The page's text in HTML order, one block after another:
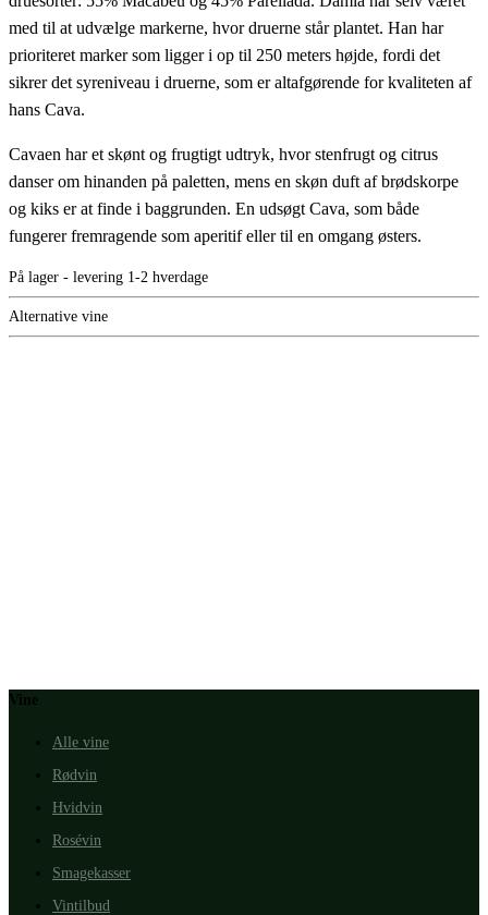
med til at udvælge markerne, hvor druerne står plantet. Han har
prioriteret marker som ligger i op til 250 meters højde, fordi det
sikrer det syreniveau i druerne, som er altafgørende for kvaliteten af
hans Cava.
Cavaen har et skønt og frugtigt udtryk, hvor stenfrugt og citrus
danser om hinanden på paletten, mens en skøn duft af brødskorpe
og kiks er at finde i baggrunden. En udsøgt Cava, som både
fungerer fremragende som aperitif eller til en omgang østers.
På lager - levering 1-2 hverdage
Alternative vine
Vine
Alle vine
Rødvin
Hvidvin
Rosévin
Smagekasser
Vintilbud